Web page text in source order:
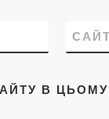
САЙТ
В ЦЬОМУ